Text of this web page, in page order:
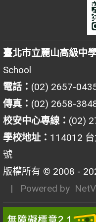
臺北市立麗山高級中
School
電話： (02) 2657-
傳真： (02) 2658-
校安中心專線： (02)
學校地址： 114012
號
版權所有 © 2008 -
| Powered by